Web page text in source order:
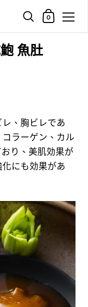
購物車
0
魚肚
、胸ビレであ
ラーゲン、カル
り、美肌効果が
にも効果があ